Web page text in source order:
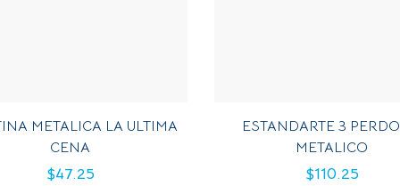
METALICA LA ULTIMA
CENA
$47.25
ESTANDARTE 3
METALICO
$110.25